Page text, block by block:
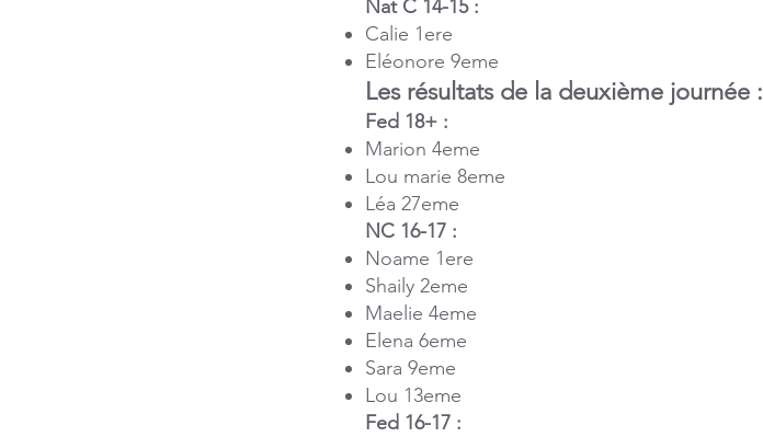
Nat C 14-15 :
Calie 1ere
Eléonore 9eme
Les résultats de la deuxième journée :
Fed 18+ :
Marion 4eme
Lou marie 8eme
Léa 27eme
NC 16-17 :
Noame 1ere
Shaily 2eme
Maelie 4eme
Elena 6eme
Sara 9eme
Lou 13eme
Fed 16-17 :